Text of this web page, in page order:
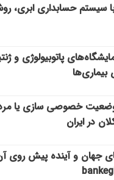
سیستم حسابداری ابری،
پاتوبیولوژی و
خصوصی سازی یا
در ایران
جهان و آینده پیش روی